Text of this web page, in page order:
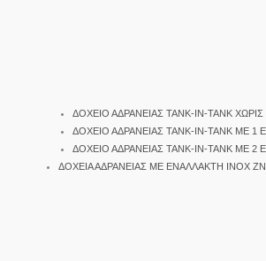
ΔΟΧΕΙΟ ΑΔΡΑΝΕΙΑΣ TANK-IN-TANK
ΔΟΧΕΙΟ ΑΔΡΑΝΕΙΑΣ TANK-IN-TANK ΜΕ 1
ΔΟΧΕΙΟ ΑΔΡΑΝΕΙΑΣ TANK-IN-TANK ΜΕ 2
ΔΟΧΕΙΑ ΑΔΡΑΝΕΙΑΣ ΜΕ ΕΝΑΛΛΑΚΤΗ INOX